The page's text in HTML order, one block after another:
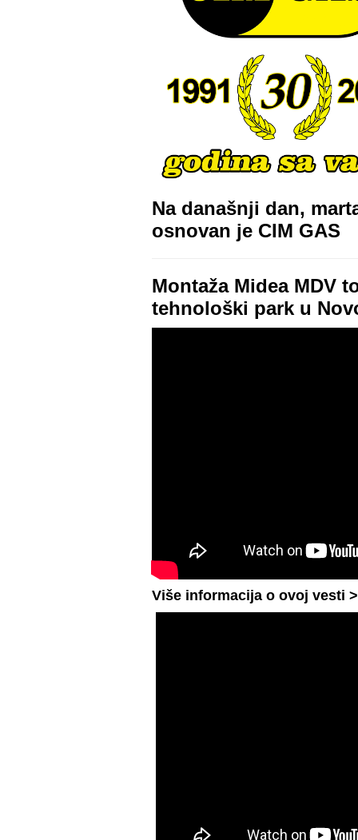
Na današnji dan,
osnovan je CIM GAS
Montaža Midea MDV
tehnološki park u
Više informacija o ovoj vesti